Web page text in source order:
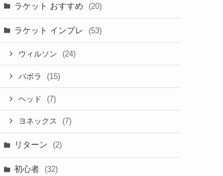
ラケット おすすめ (20)
ラケット インプレ (53)
ウィルソン (24)
バボラ (15)
ヘッド (7)
ヨネックス (7)
リターン (2)
初心者 (32)